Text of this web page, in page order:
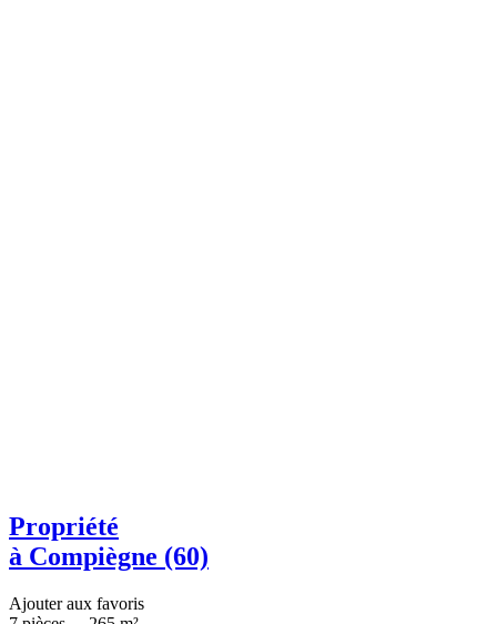
Propriété
à Compiègne (60)
Ajouter aux favoris